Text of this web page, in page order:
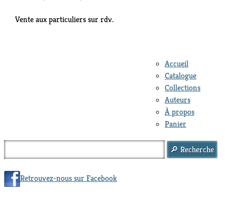
Vente aux particuliers sur rdv.
Accueil
Catalogue
Collections
Auteurs
À propos
Panier
Retrouvez-nous sur Facebook